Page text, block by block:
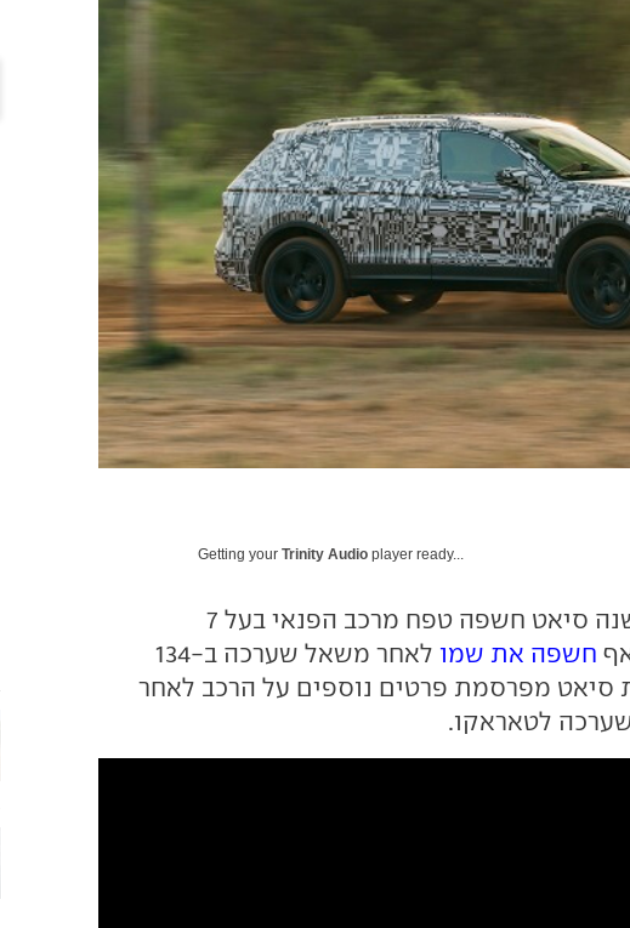
Getting yourTrinity Audio player ready...
לפני כחצי שנה סיאט חשפה טפח מרכב הפנאי בעל 7
חשפה את שמו
לאחר משאל שערכה ב-134
סיאט מפרסמת פרטים נוספים על הרכב לאחר
לטאראקו.